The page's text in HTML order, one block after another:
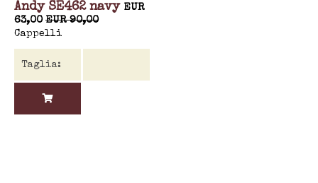
Andy SE462 navy EUR
63,00 EUR 90,00
Cappelli